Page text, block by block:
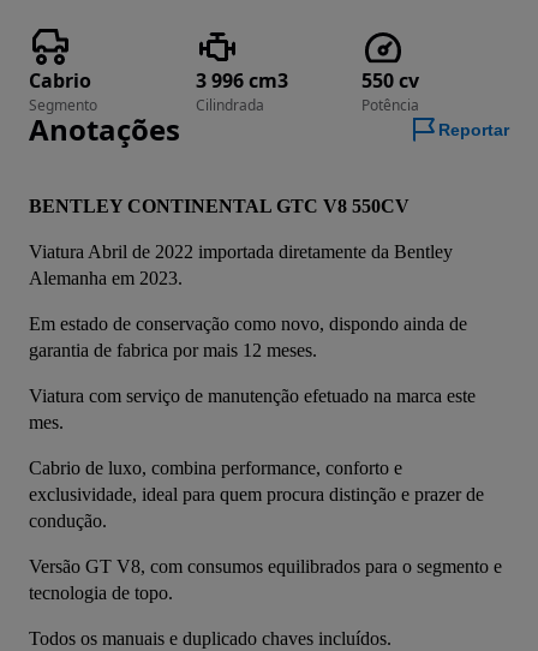
Cabrio
Segmento
3 996 cm3
Cilindrada
550 cv
Potência
Anotações Reportar
BENTLEY CONTINENTAL GTC V8 550CV
Viatura Abril de 2022 importada diretamente da Bentley
Alemanha em 2023.
Em estado de conservação como novo, dispondo ainda de
garantia de fabrica por mais 12 meses.
Viatura com serviço de manutenção efetuado na marca este
mes.
Cabrio de luxo, combina performance, conforto e
exclusividade, ideal para quem procura distinção e prazer de
condução.
Versão GT V8, com consumos equilibrados para o segmento e
tecnologia de topo.
Todos os manuais e duplicado chaves incluídos.